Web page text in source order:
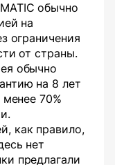
обычно
на
ограничения
от страны.
обычно
на 8 лет
70%
как правило,
нет
предлагали